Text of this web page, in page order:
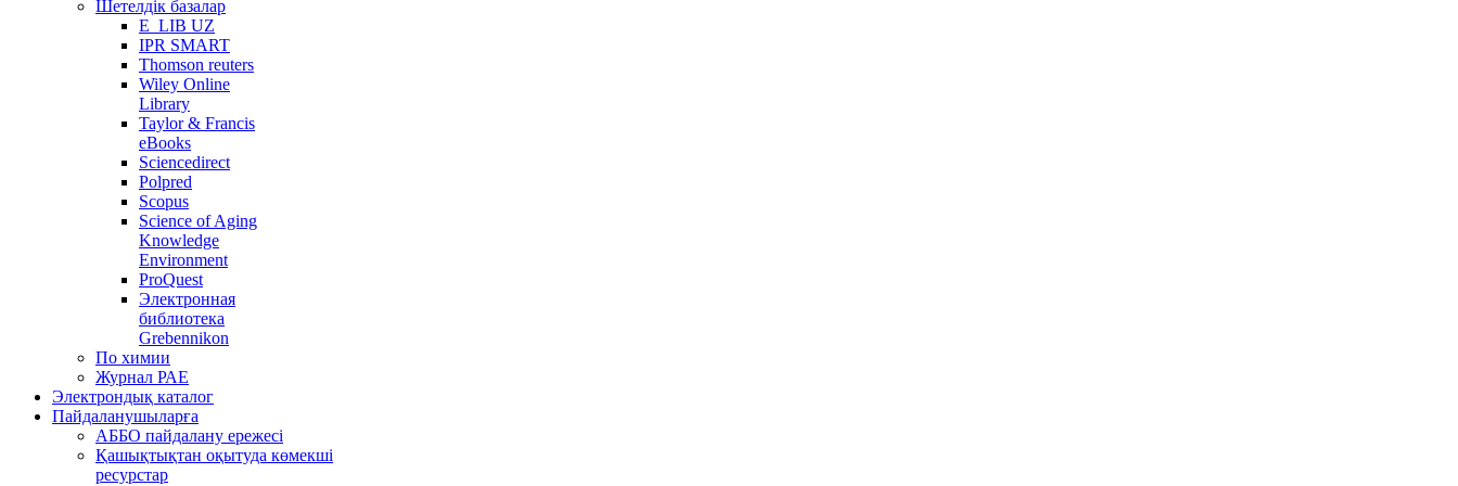
Шетелдік базалар
E_LIB UZ
IPR SMART
Thomson reuters
Wiley Online
Library
Taylor & Francis
eBooks
Sciencedirect
Polpred
Scopus
Science of Aging
Knowledge
Environment
ProQuest
Электронная
библиотека
Grebennikon
По химии
Журнал РАЕ
Электрондық каталог
Пайдаланушыларға
АББО пайдалану ережесі
Қашықтықтан оқытуда көмекші
ресурстар